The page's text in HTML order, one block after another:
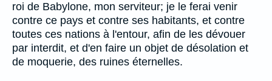
roi de Babylone, mon serviteur; je le ferai venir
contre ce pays et contre ses habitants, et contre
toutes ces nations à l'entour, afin de les dévouer
par interdit, et d'en faire un objet de désolation et
de moquerie, des ruines éternelles.